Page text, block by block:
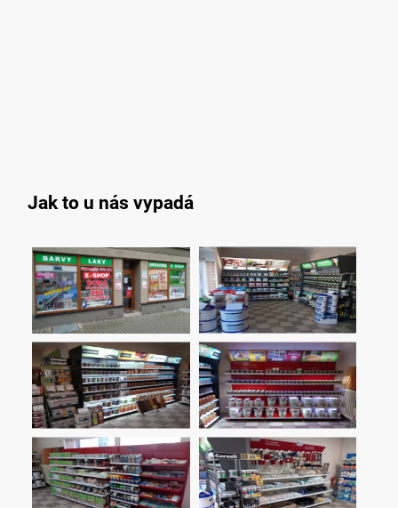
Jak to u nás vypadá